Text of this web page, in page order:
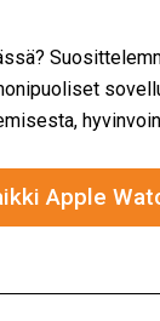
Apple